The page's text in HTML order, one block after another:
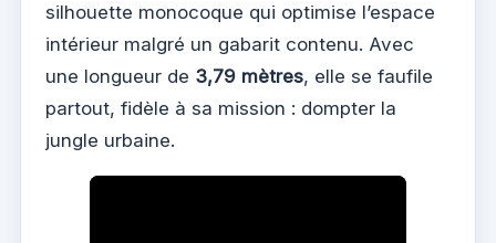
silhouette monocoque qui optimise l’espace
intérieur malgré un gabarit contenu. Avec
une longueur de 3,79 mètres, elle se faufile
partout, fidèle à sa mission : dompter la
jungle urbaine.